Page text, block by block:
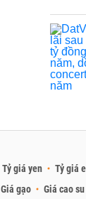
Tỷ giá yen Tỷ giá
Giá gạo Giá cao su